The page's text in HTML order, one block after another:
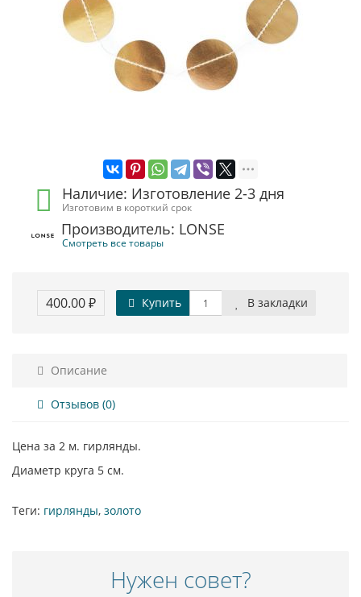
Наличие: Изготовление 2-3 дня
Изготовим в короткий срок
Производитель: LONSE
Смотреть все товары
400.00 ₽ Купить В закладки
Описание
Отзывов (0)
Цена за 2 м. гирлянды.
Диаметр круга 5 см.
Теги: гирлянды, золото
Нужен совет?